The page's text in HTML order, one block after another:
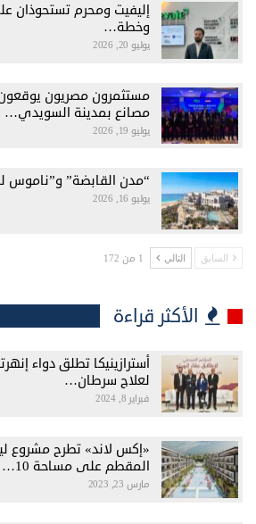
إليفيت ومحرم تستحوذان
وخطة…
يوليو 20, 2026
مستثمرون مصريون يوقعون
مصانع بمدينة السويدي…
يوليو 19, 2026
“مدن القابضة” و”ناموس
يوليو 16, 2026
السابق التالي 1 من 172
الأكثر قراءة
لعلاج سرطان…
فبراير 8, 2024
«إكس لاند» تطرح مشروع
المقطم على مساحة 10…
مارس 23, 2023